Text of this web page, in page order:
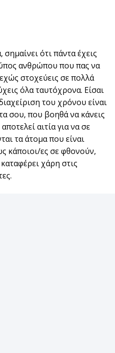
ότι πάντα έχεις
ανθρώπου που πας να
στοχεύεις σε πολλά
όλα ταυτόχρονα. Είσαι
του χρόνου είναι
σου, που βοηθά να κάνεις
αιτία για να σε
τα άτομα που είναι
κάποιοι/ες σε φθονούν,
χάρη στις